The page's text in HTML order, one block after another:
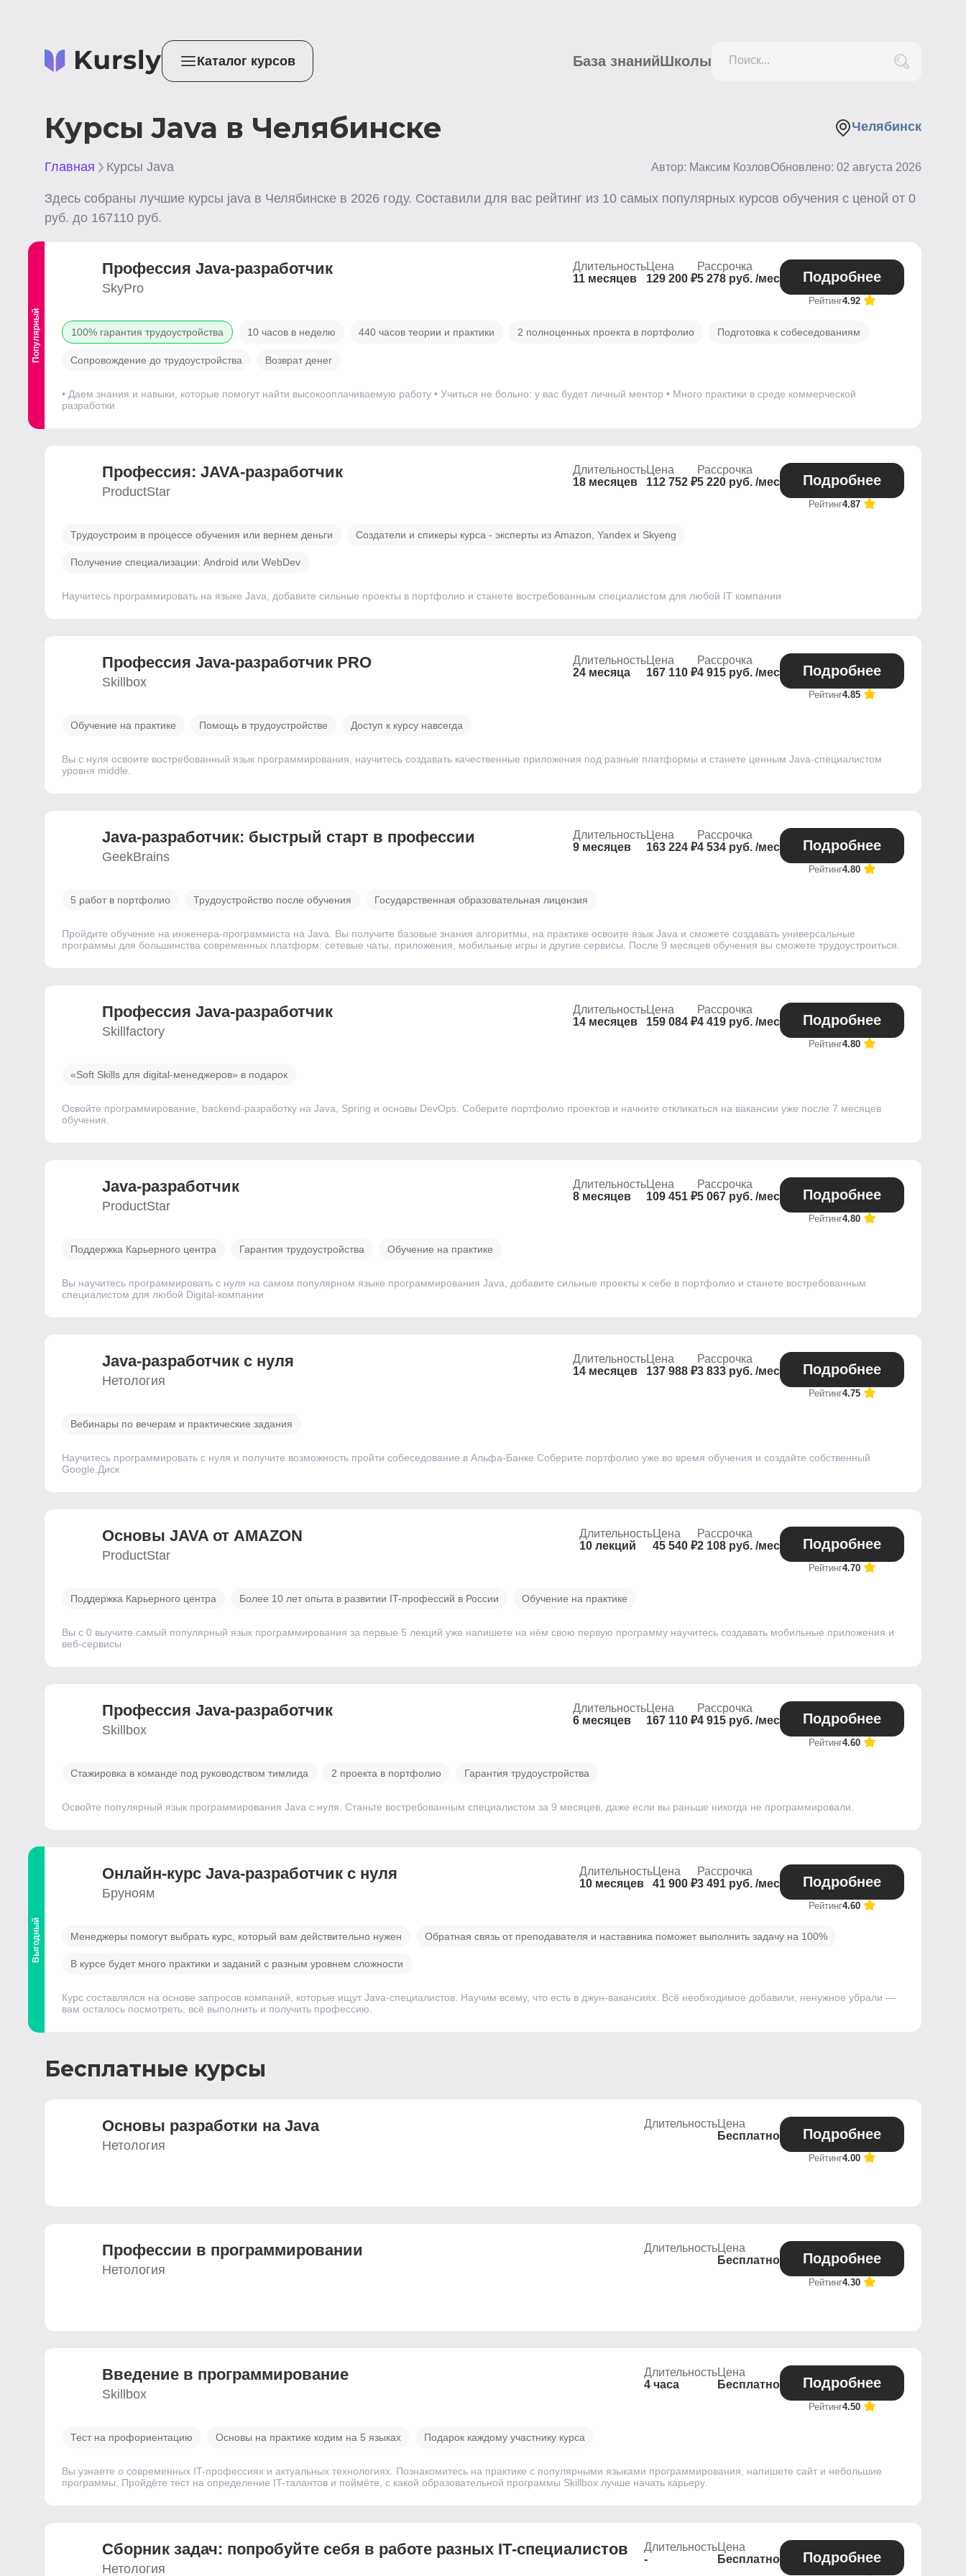
Каталог курсов База знанийШколы Поиск...
Курсы Java в Челябинске Челябинск
Главная Курсы Java Автор: Максим КозловОбновлено: 02 августа 2026
Здесь собраны лучшие курсы java в Челябинске в 2026 году. Составили для вас рейтинг из 10 самых популярных курсов обучения с ценой от 0
руб. до 167110 руб.
Популярный
Профессия Java-разработчик
SkyPro
Длительность
11 месяцев
Цена
129 200 ₽
Рассрочка
5 278 руб. /мес
Подробнее
Рейтинг4.92
100% гарантия трудоустройства 10 часов в неделю 440 часов теории и практики 2 полноценных проекта в портфолио Подготовка к собеседованиям
Сопровождение до трудоустройства Возврат денег
• Даем знания и навыки, которые помогут найти высокооплачиваемую работу • Учиться не больно: у вас будет личный ментор • Много практики в среде коммерческой
разработки
Профессия: JAVA-разработчик
ProductStar
Длительность
18 месяцев
Цена
112 752 ₽
Рассрочка
5 220 руб. /мес
Подробнее
Рейтинг4.87
Трудоустроим в процессе обучения или вернем деньги Создатели и спикеры курса - эксперты из Amazon, Yandex и Skyeng
Получение специализации: Android или WebDev
Научитесь программировать на языке Java, добавите сильные проекты в портфолио и станете востребованным специалистом для любой IT компании
Профессия Java-разработчик PRO
Skillbox
Длительность
24 месяца
Цена
167 110 ₽
Рассрочка
4 915 руб. /мес
Подробнее
Рейтинг4.85
Обучение на практике Помощь в трудоустройстве Доступ к курсу навсегда
Вы с нуля освоите востребованный язык программирования, научитесь создавать качественные приложения под разные платформы и станете ценным Java-специалистом
уровня middle.
Java-разработчик: быстрый старт в профессии
GeekBrains
Длительность
9 месяцев
Цена
163 224 ₽
Рассрочка
4 534 руб. /мес
Подробнее
Рейтинг4.80
5 работ в портфолио Трудоустройство после обучения Государственная образовательная лицензия
Пройдите обучение на инженера-программиста на Java. Вы получите базовые знания алгоритмы, на практике освоите язык Java и сможете создавать универсальные
программы для большинства современных платформ: сетевые чаты, приложения, мобильные игры и другие сервисы. После 9 месяцев обучения вы сможете трудоустроиться.
Профессия Java-разработчик
Skillfactory
Длительность
14 месяцев
Цена
159 084 ₽
Рассрочка
4 419 руб. /мес
Подробнее
Рейтинг4.80
«Soft Skills для digital-менеджеров» в подарок
Освойте программирование, backend-разработку на Java, Spring и основы DevOps. Соберите портфолио проектов и начните откликаться на вакансии уже после 7 месяцев
обучения.
Java-разработчик
ProductStar
Длительность
8 месяцев
Цена
109 451 ₽
Рассрочка
5 067 руб. /мес
Подробнее
Рейтинг4.80
Поддержка Карьерного центра Гарантия трудоустройства Обучение на практике
Вы научитесь программировать с нуля на самом популярном языке программирования Java, добавите сильные проекты к себе в портфолио и станете востребованным
специалистом для любой Digital-компании
Java-разработчик с нуля
Нетология
Длительность
14 месяцев
Цена
137 988 ₽
Рассрочка
3 833 руб. /мес
Подробнее
Рейтинг4.75
Вебинары по вечерам и практические задания
Научитесь программировать с нуля и получите возможность пройти собеседование в Альфа-Банке Соберите портфолио уже во время обучения и создайте собственный
Google.Диск
Основы JAVA от AMAZON
ProductStar
Длительность
10 лекций
Цена
45 540 ₽
Рассрочка
2 108 руб. /мес
Подробнее
Рейтинг4.70
Поддержка Карьерного центра Более 10 лет опыта в развитии IT-профессий в России Обучение на практике
Вы с 0 выучите самый популярный язык программирования за первые 5 лекций уже напишете на нём свою первую программу научитесь создавать мобильные приложения и
веб-сервисы
Профессия Java-разработчик
Skillbox
Длительность
6 месяцев
Цена
167 110 ₽
Рассрочка
4 915 руб. /мес
Подробнее
Рейтинг4.60
Стажировка в команде под руководством тимлида 2 проекта в портфолио Гарантия трудоустройства
Освойте популярный язык программирования Java с нуля. Станьте востребованным специалистом за 9 месяцев, даже если вы раньше никогда не программировали.
Выгодный
Онлайн-курс Java-разработчик с нуля
Бруноям
Длительность
10 месяцев
Цена
41 900 ₽
Рассрочка
3 491 руб. /мес
Подробнее
Рейтинг4.60
Менеджеры помогут выбрать курс, который вам действительно нужен Обратная связь от преподавателя и наставника поможет выполнить задачу на 100%
В курсе будет много практики и заданий с разным уровнем сложности
Курс составлялся на основе запросов компаний, которые ищут Java-специалистов. Научим всему, что есть в джун-вакансиях. Всё необходимое добавили, ненужное убрали —
вам осталось посмотреть, всё выполнить и получить профессию.
Бесплатные курсы
Основы разработки на Java
Нетология
ДлительностьЦена
Бесплатно
Подробнее
Рейтинг4.00
Профессии в программировании
Нетология
ДлительностьЦена
Бесплатно
Подробнее
Рейтинг4.30
Введение ­в программирова­ние
Skillbox
Длительность
4 часа
Цена
Бесплатно
Подробнее
Рейтинг4.50
Тест на профориентацию Основы на практике кодим на 5 языках Подарок каждому участнику курса
Вы узнаете о современных IT-профессиях и актуальных технологиях. Познакомитесь на практике с популярными языками программирования, напишете сайт и небольшие
программы. Пройдёте тест на определение IT-талантов и поймёте, с какой образовательной программы Skillbox лучше начать карьеру.
Сборник задач: попробуйте себя в работе разных IT‑специалистов
Нетология
Длительность
-
Цена
Бесплатно
Подробнее